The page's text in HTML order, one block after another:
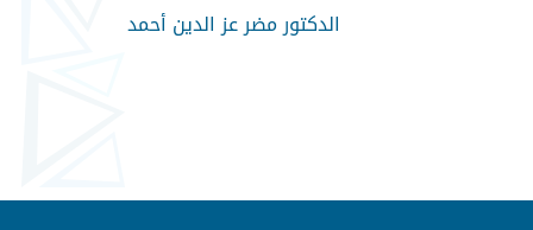
الدكتور مضر عز الدين أحمد